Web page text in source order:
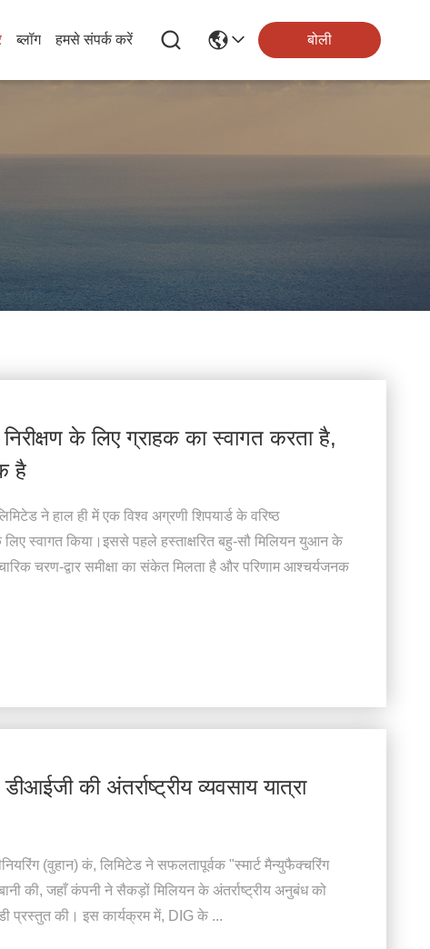
ब्लॉग हमसे संपर्क करें बोली
के लिए ग्राहक का स्वागत करता है,
है
ने हाल ही में एक विश्व अग्रणी शिपयार्ड के वरिष्ठ
लिए स्वागत किया।इससे पहले हस्ताक्षरित बहु-सौ मिलियन युआन के
चरण-द्वार समीक्षा का संकेत मिलता है और परिणाम आश्चर्यजनक
की अंतर्राष्ट्रीय व्यवसाय यात्रा
(वुहान) कं, लिमिटेड ने सफलतापूर्वक "स्मार्ट मैन्युफैक्चरिंग
की, जहाँ कंपनी ने सैकड़ों मिलियन के अंतर्राष्ट्रीय अनुबंध को
प्रस्तुत की। इस कार्यक्रम में, DIG के ...